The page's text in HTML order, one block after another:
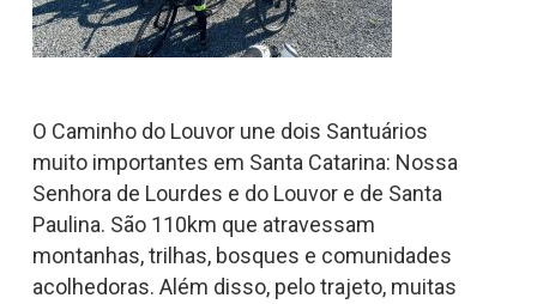
O Caminho do Louvor une dois Santuários
muito importantes em Santa Catarina: Nossa
Senhora de Lourdes e do Louvor e de Santa
Paulina. São 110km que atravessam
montanhas, trilhas, bosques e comunidades
acolhedoras. Além disso, pelo trajeto, muitas